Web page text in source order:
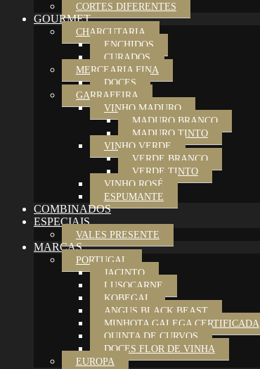
CORTES DIFERENTES
GOURMET
CHARCUTARIA
ENCHIDOS
CURADOS
MERCEARIA FINA
DOCES
GARRAFEIRA
VINHO MADURO
MADURO BRANCO
MADURO TINTO
VINHO VERDE
VERDE BRANCO
VERDE TINTO
VINHO ROSÉ
ESPUMANTE
COMBINADOS
ESPECIAIS
VALES PRESENTE
MARCAS
PORTUGAL
JACINTO
LUSOCARNE
KOBEGAL
ANGUS BLACK BEAST
MINHOTA GALEGA CERTIFICADA
QUINTA DE CURVOS
DOCES FLOR DE VINHA
EUROPA